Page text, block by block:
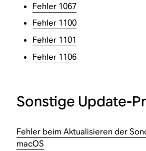
Fehler 1067
Fehler 1100
Fehler 1101
Fehler 1106
Sonstige Update-
Fehler beim Aktualisieren der
macOS